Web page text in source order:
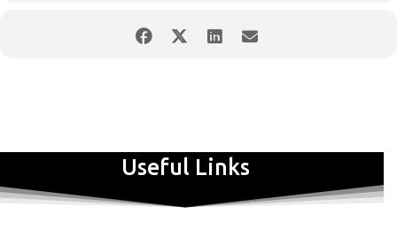
Useful Links